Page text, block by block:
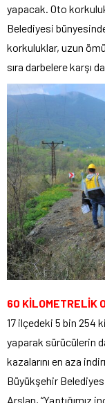
yapacak. Oto
Belediyesi
korkuluklar, uzun
sıra darbelere karşı
60 KİLOMETRELİK
17 ilçedeki 5 bin 254
yaparak sürücülerin
kazalarını en aza
Büyükşehir
Arslan,